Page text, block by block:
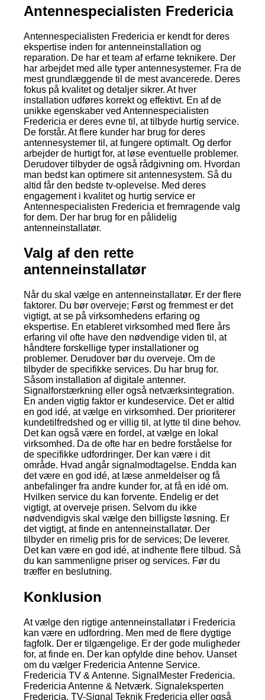
Antennespecialisten Fredericia
Antennespecialisten Fredericia er kendt for deres
ekspertise inden for antenneinstallation og
reparation. De har et team af erfarne teknikere. Der
har arbejdet med alle typer antennesystemer. Fra de
mest grundlæggende til de mest avancerede. Deres
fokus på kvalitet og detaljer sikrer. At hver
installation udføres korrekt og effektivt. En af de
unikke egenskaber ved Antennespecialisten
Fredericia er deres evne til, at tilbyde hurtig service.
De forstår. At flere kunder har brug for deres
antennesystemer til, at fungere optimalt. Og derfor
arbejder de hurtigt for, at løse eventuelle problemer.
Derudover tilbyder de også rådgivning om. Hvordan
man bedst kan optimere sit antennesystem. Så du
altid får den bedste tv-oplevelse. Med deres
engagement i kvalitet og hurtig service er
Antennespecialisten Fredericia et fremragende valg
for dem. Der har brug for en pålidelig
antenneinstallatør.
Valg af den rette
antenneinstallatør
Når du skal vælge en antenneinstallatør. Er der flere
faktorer. Du bør overveje; Først og fremmest er det
vigtigt, at se på virksomhedens erfaring og
ekspertise. En etableret virksomhed med flere års
erfaring vil ofte have den nødvendige viden til, at
håndtere forskellige typer installationer og
problemer. Derudover bør du overveje. Om de
tilbyder de specifikke services. Du har brug for.
Såsom installation af digitale antenner.
Signalforstærkning eller også netværksintegration.
En anden vigtig faktor er kundeservice. Det er altid
en god idé, at vælge en virksomhed. Der prioriterer
kundetilfredshed og er villig til, at lytte til dine behov.
Det kan også være en fordel, at vælge en lokal
virksomhed. Da de ofte har en bedre forståelse for
de specifikke udfordringer. Der kan være i dit
område. Hvad angår signalmodtagelse. Endda kan
det være en god idé, at læse anmeldelser og få
anbefalinger fra andre kunder for, at få en idé om.
Hvilken service du kan forvente. Endelig er det
vigtigt, at overveje prisen. Selvom du ikke
nødvendigvis skal vælge den billigste løsning. Er
det vigtigt, at finde en antenneinstallatør. Der
tilbyder en rimelig pris for de services; De leverer.
Det kan være en god idé, at indhente flere tilbud. Så
du kan sammenligne priser og services. Før du
træffer en beslutning.
Konklusion
At vælge den rigtige antenneinstallatør i Fredericia
kan være en udfordring. Men med de flere dygtige
fagfolk. Der er tilgængelige. Er der gode muligheder
for, at finde en. Der kan opfylde dine behov. Uanset
om du vælger Fredericia Antenne Service.
Fredericia TV & Antenne. SignalMester Fredericia.
Fredericia Antenne & Netværk. Signaleksperten
Fredericia. TV-Signal Teknik Fredericia eller også